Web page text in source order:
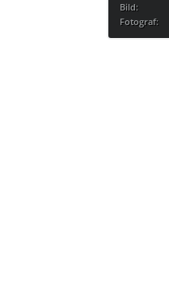
Bild:
Fotograf: